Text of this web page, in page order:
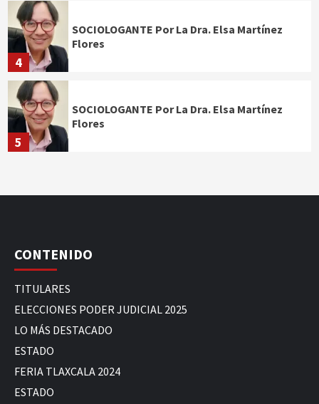
4
SOCIOLOGANTE Por La Dra. Elsa Martínez
Flores
5
SOCIOLOGANTE Por La Dra. Elsa Martínez
Flores
CONTENIDO
TITULARES
ELECCIONES PODER JUDICIAL 2025
LO MÁS DESTACADO
ESTADO
FERIA TLAXCALA 2024
ESTADO